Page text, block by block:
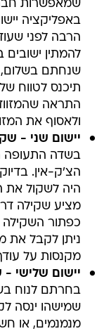
שמאפשרות
באפליקציה
הרבה לפני
להמתין ישובים
שנחתם בשלום,
התראה
ולאסוף את
יישום שני -
בשדה התעופה
היה לשקול את
מציע שקילה
כפתור השקילה
ניתן לקבל את
מקנסות על
יישום שלישי -
בחרתם לנוח
שמישהו ינסה
מנמנמים, או